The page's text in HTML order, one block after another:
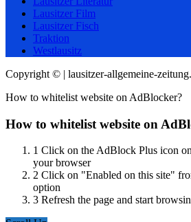
Lausitzer Film
Lausitzer Fisch
Traktion
Westlausitz
Copyright © | lausitzer-allgemeine-
How to whitelist website on AdBlocker?
How to whitelist website on
1 Click on the AdBlock Plus icon
your browser
2 Click on "Enabled on this site"
option
3 Refresh the page and start